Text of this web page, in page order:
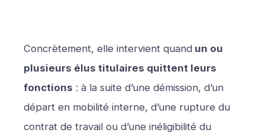
Concrètement, elle intervient quand un ou
plusieurs élus titulaires quittent leurs
fonctions : à la suite d’une démission, d’un
départ en mobilité interne, d’une rupture du
contrat de travail ou d’une inéligibilité du